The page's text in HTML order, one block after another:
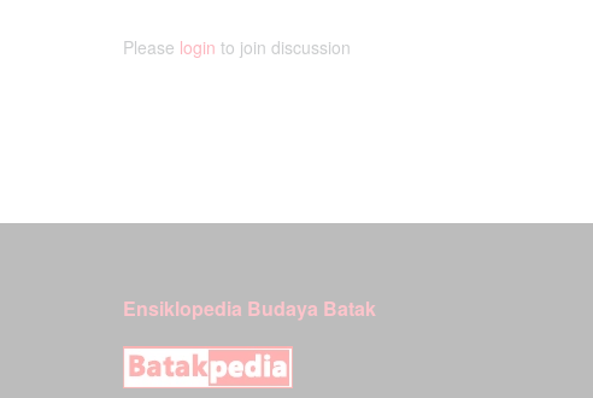
Please login to join discussion
Ensiklopedia Budaya Batak